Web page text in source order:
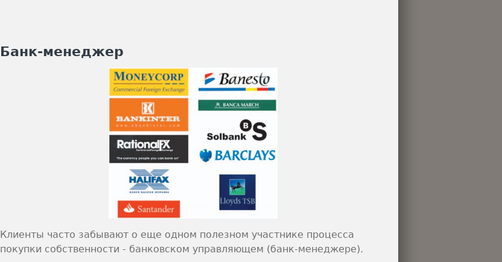
Банк-менеджер
Клиенты часто забывают о еще одном полезном участнике процесса
покупки собственности - банковском управляющем (банк-менеджере).